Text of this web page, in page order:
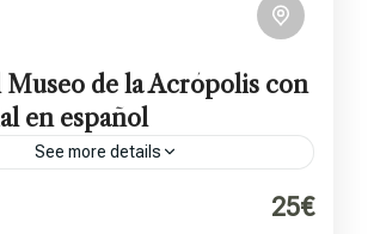
Museo de la Acrópolis con
en español
See more details
25€